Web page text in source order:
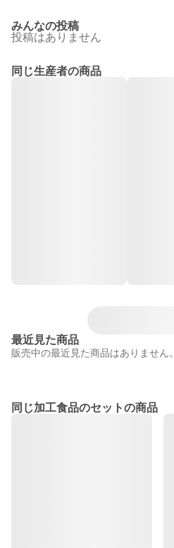
みんなの投稿
投稿はありません
同じ生産者の商品
最近見た商品
販売中の最近見た商品はありません。
同じ加工食品のセットの商品